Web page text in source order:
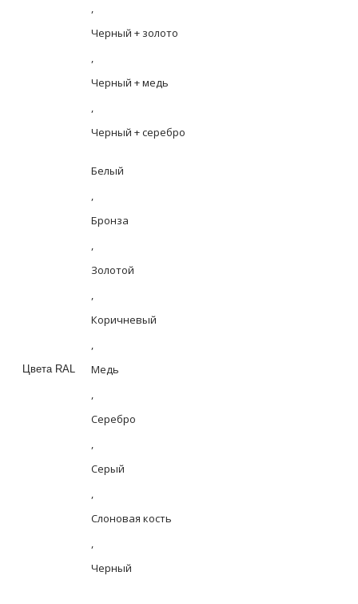
,
Черный + золото
,
Черный + медь
,
Черный + серебро
Цвета RAL
Белый
,
Бронза
,
Золотой
,
Коричневый
,
Медь
,
Серебро
,
Серый
,
Слоновая кость
,
Черный